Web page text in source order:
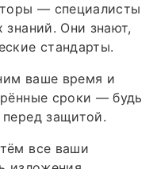
— специалисты
Они знают,
стандарты.
ваше время и
сроки — будь
защитой.
все ваши